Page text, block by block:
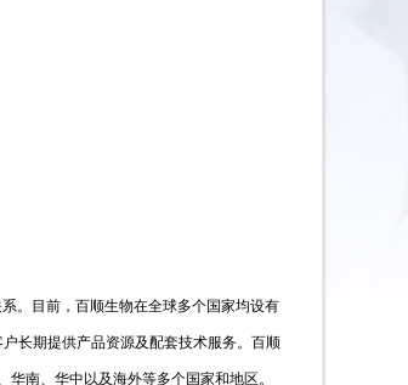
。目前，百顺生物在全球多个国家均设有
长期提供产品资源及配套技术服务。百顺
南、华中以及海外等多个国家和地区。